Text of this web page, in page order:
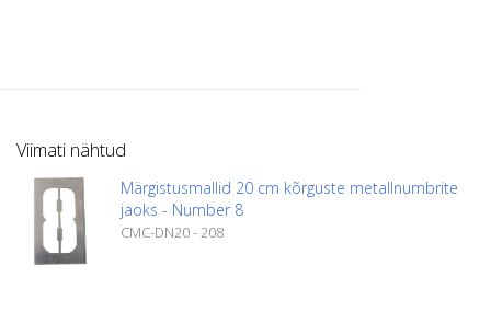
Viimati nähtud
Märgistusmallid 20 cm kõrguste metallnumbrite
jaoks - Number 8
CMC-DN20 - 208